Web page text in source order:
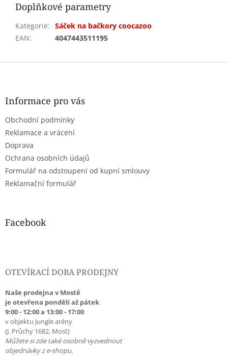
Doplňkové parametry
Kategorie: Sáček na bačkory coocazoo
EAN: 4047443511195
Z
Informace pro vás
Obchodní podmínky
Reklamace a vrácení
Doprava
Ochrana osobních údajů
Formulář na odstoupení od kupní smlouvy
Reklamační formulář
Facebook
OTEVÍRACÍ DOBA PRODEJNY
Naše prodejna v Mostě
je otevřena pondělí až pátek
9:00 - 12:00 a 13:00 - 17:00
v objektu Jungle arény
(J. Průchy 1682, Most)
Můžete si zde také osobně vyzvednout
objednávky z e-shopu.